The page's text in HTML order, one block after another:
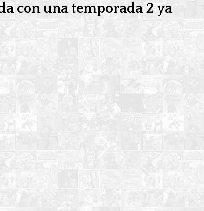
con una temporada 2 ya